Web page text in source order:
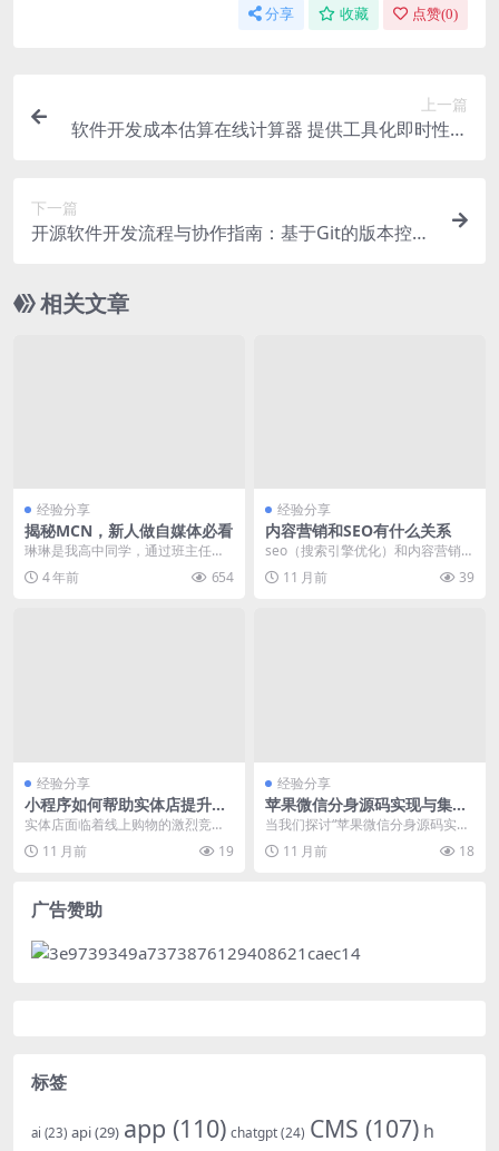
分享 收藏 点赞(0)
上一篇
软件开发成本估算在线计算器 提供工具化即时性解
下一篇
开源软件开发流程与协作指南：基于Git的版本控制
相关文章
经验分享
揭秘MCN，新人做自媒体必看
琳琳是我高中同学，通过班主任知
道我在做自媒体，前天加上微信，
咨询了我一些问题。她...
4 年前 654
经验分享
内容营销和SEO有什么关系
seo（搜索引擎优化）和内容营销是
现代数字营销策略中两个紧密相连
的关键组成部分。...
11 月前 39
经验分享
小程序如何帮助实体店提升营
业额
实体店面临着线上购物的激烈竞
争，小程序作为一种轻量级的应用
程序，为实体店提供了有...
11 月前 19
经验分享
苹果微信分身源码实现与集成
API开发
当我们探讨“苹果微信分身源码实现
与集成API开发”这一主题时，我们
主要关注的是如...
11 月前 18
广告赞助
标签
ai (23) api(29) app (110) chatgpt(24) CMS (107) h